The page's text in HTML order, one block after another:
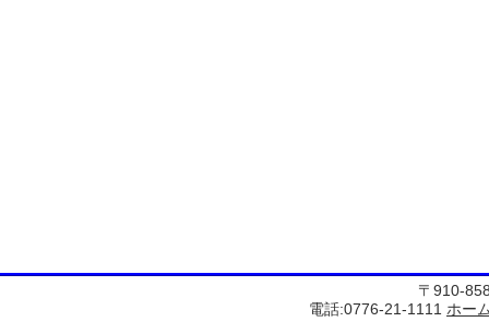
〒910-
電話:0776-21-1111 ホー